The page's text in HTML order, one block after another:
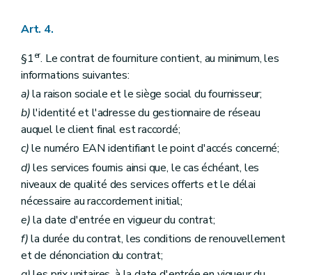
Art. 4.
§1er. Le contrat de fourniture contient, au minimum, les
informations suivantes:
a)la raison sociale et le siège social du fournisseur;
b)l'identité et l'adresse du gestionnaire de réseau
auquel le client final est raccordé;
c)le numéro EAN identifiant le point d'accés concerné;
d)les services fournis ainsi que, le cas échéant, les
niveaux de qualité des services offerts et le délai
nécessaire au raccordement initial;
e)la date d'entrée en vigueur du contrat;
f)la durée du contrat, les conditions de renouvellement
et de dénonciation du contrat;